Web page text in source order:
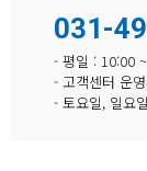
031-
- 평일 : 10:00
- 고객센터 운
- 토요일, 일요